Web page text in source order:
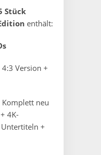
Stück
enthält:
4:3 Version +
Komplett neu
4K-
+